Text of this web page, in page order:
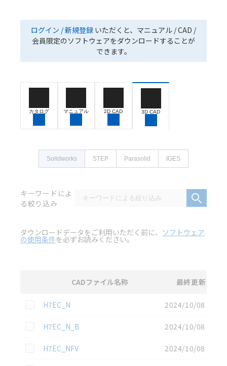
ログイン / 新規登録 いただくと、マニュアル / CAD /
会員限定のソフトウェアをダウンロードすることが
できます。
カタログ マニュアル 2D CAD 3D CAD
Solidworks STEP Parasolid IGES
キーワードによ
る絞り込み
ダウンロードデータをご利用いただく前に、 ソフトウェア
の使用条件を必ずお読みください。
CADファイル名称 最終更新
この資料を選択
H7EC_N
2024/10/08
この資料を選択
H7EC_N_B
2024/10/08
この資料を選択
H7EC_NFV
2024/10/08